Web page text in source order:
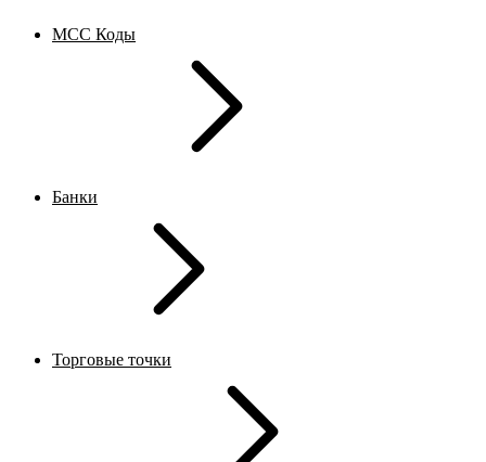
MCC Коды
Банки
Торговые точки